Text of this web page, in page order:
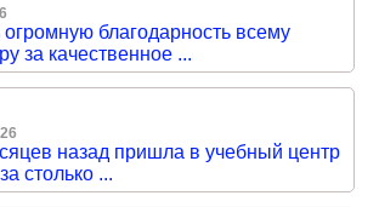
благодарность всему
за качественное ...
назад пришла в учебный центр
столько ...